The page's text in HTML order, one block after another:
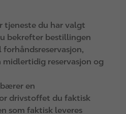
du har valgt
bekrefter bestillingen
reservasjon og
en
drivstoffet du faktisk
som faktisk leveres